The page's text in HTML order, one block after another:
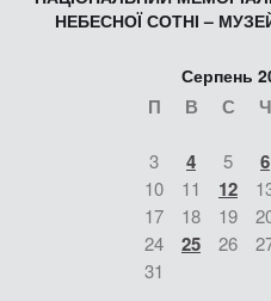
НЕБЕСНОЇ СОТНІ –
Серпень
П В С Ч
3 4 5 6
10
11 12
17
18 19
24
25 26
31